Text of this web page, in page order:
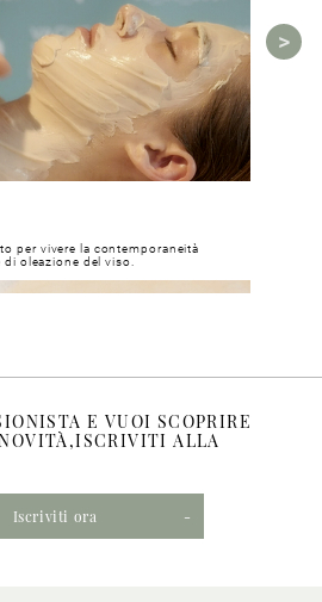
per vivere la contemporaneità
di oleazione del viso.
E VUOI SCOPRIRE
ALLA
Iscriviti ora